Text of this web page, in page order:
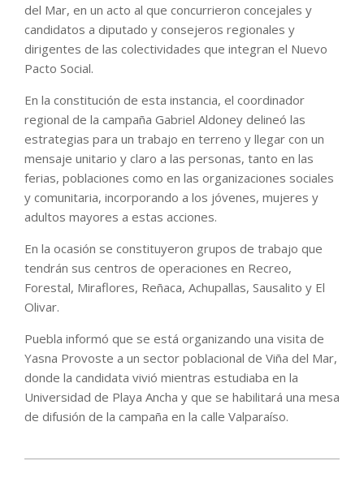
del Mar, en un acto al que concurrieron concejales y
candidatos a diputado y consejeros regionales y
dirigentes de las colectividades que integran el Nuevo
Pacto Social.
En la constitución de esta instancia, el coordinador
regional de la campaña Gabriel Aldoney delineó las
estrategias para un trabajo en terreno y llegar con un
mensaje unitario y claro a las personas, tanto en las
ferias, poblaciones como en las organizaciones sociales
y comunitaria, incorporando a los jóvenes, mujeres y
adultos mayores a estas acciones.
En la ocasión se constituyeron grupos de trabajo que
tendrán sus centros de operaciones en Recreo,
Forestal, Miraflores, Reñaca, Achupallas, Sausalito y El
Olivar.
Puebla informó que se está organizando una visita de
Yasna Provoste a un sector poblacional de Viña del Mar,
donde la candidata vivió mientras estudiaba en la
Universidad de Playa Ancha y que se habilitará una mesa
de difusión de la campaña en la calle Valparaíso.